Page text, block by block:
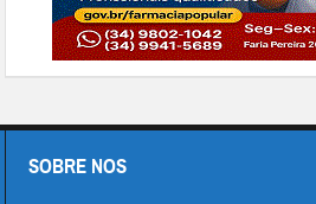
SOBRE NOS